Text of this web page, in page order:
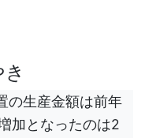
の生産金額は前年
加となったのは2